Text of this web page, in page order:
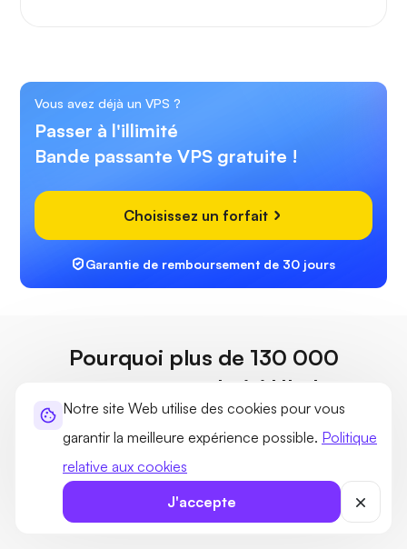
Notre site Web utilise des cookies pour vous
garantir la meilleure expérience possible. Politique
relative aux cookies
J'accepte
Vous avez déjà un VPS ?
Passer à l'illimité
Bande passante VPS gratuite !
Choisissez un forfait
Garantie de remboursement de 30 jours
Pourquoi plus de 130 000
personnes ont choisi Ultahost
plutôt que d'autres
d'hébergement tels que GoDaddy, Bluehost et SiteGround
pour découvrir pourquoi nos plans offrent plus de valeur, de